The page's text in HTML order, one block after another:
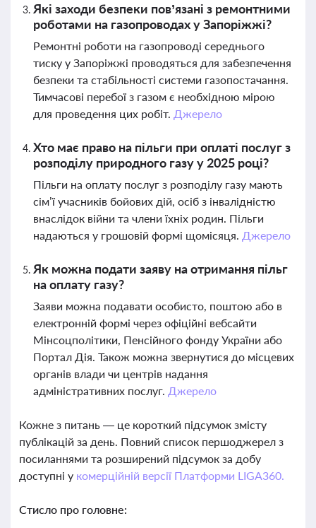
Які заходи безпеки пов’язані з ремонтними
роботами на газопроводах у Запоріжжі?
Ремонтні роботи на газопроводі середнього
тиску у Запоріжжі проводяться для забезпечення
безпеки та стабільності системи газопостачання.
Тимчасові перебої з газом є необхідною мірою
для проведення цих робіт. Джерело
Хто має право на пільги при оплаті послуг з
розподілу природного газу у 2025 році?
Пільги на оплату послуг з розподілу газу мають
сім’ї учасників бойових дій, осіб з інвалідністю
внаслідок війни та члени їхніх родин. Пільги
надаються у грошовій формі щомісяця. Джерело
Як можна подати заяву на отримання пільг
на оплату газу?
Заяви можна подавати особисто, поштою або в
електронній формі через офіційні вебсайти
Мінсоцполітики, Пенсійного фонду України або
Портал Дія. Також можна звернутися до місцевих
органів влади чи центрів надання
адміністративних послуг. Джерело
Кожне з питань — це короткий підсумок змісту
публікацій за день. Повний список першоджерел з
посиланнями та розширений підсумок за добу
доступні у комерційній версії Платформи LIGA360.
Стисло про головне: